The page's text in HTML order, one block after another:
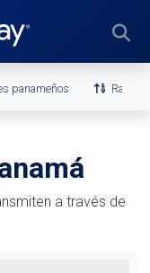
panameños
a través de